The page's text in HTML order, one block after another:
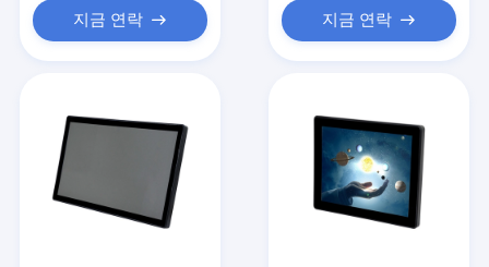
제품 소개
공장 투어
지금 연락 지금 연락